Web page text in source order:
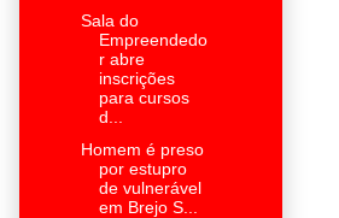
Sala do
Empreendedo
r abre
inscrições
para cursos
d...
Homem é preso
por estupro
de vulnerável
em Brejo S...